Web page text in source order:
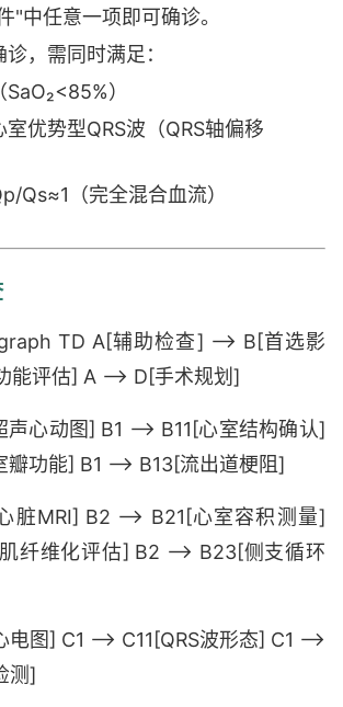
"中任意一项即可确诊。
，需同时满足：
）
优势型QRS波（QRS轴偏移
Qs≈1（完全混合血流）
TD A[辅助检查] --> B[首选影
能评估] A --> D[手术规划]
声心动图] B1 --> B11[心室结构确认]
瓣功能] B1 --> B13[流出道梗阻]
脏MRI] B2 --> B21[心室容积测量]
纤维化评估] B2 --> B23[侧支循环
电图] C1 --> C11[QRS波形态] C1 -->
测]